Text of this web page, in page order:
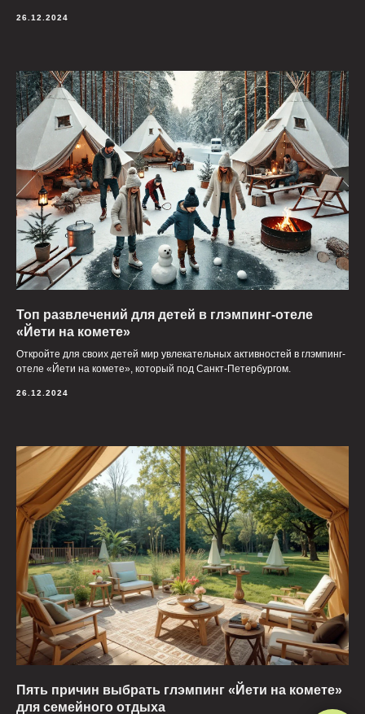
26.12.2024
Топ развлечений для детей в глэмпинг-отеле
«Йети на комете»
Откройте для своих детей мир увлекательных активностей в глэмпинг-
отеле «Йети на комете», который под Санкт-Петербургом.
26.12.2024
Пять причин выбрать глэмпинг «Йети на комете»
для семейного отдыха